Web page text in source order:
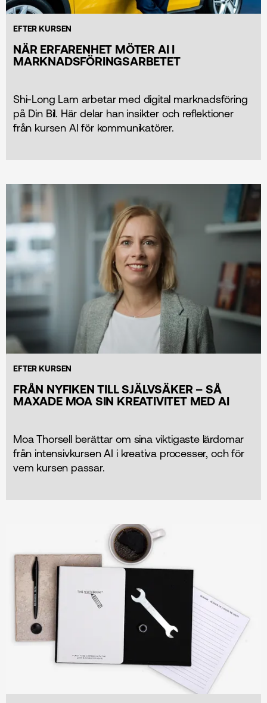
EFTER KURSEN
NÄR ERFARENHET MÖTER AI I
MARKNADSFÖRINGS­ARBETET
Shi-Long Lam arbetar med digital marknads­föring
på Din Bil. Här delar han insikter och reflektioner
från kursen AI för kommunikatörer.
EFTER KURSEN
FRÅN NYFIKEN TILL SJÄLVSÄKER – SÅ
MAXADE MOA SIN KREATIVITET MED AI
Moa Thorsell berättar om sina viktigaste lärdomar
från intensivkursen AI i kreativa processer, och för
vem kursen passar.